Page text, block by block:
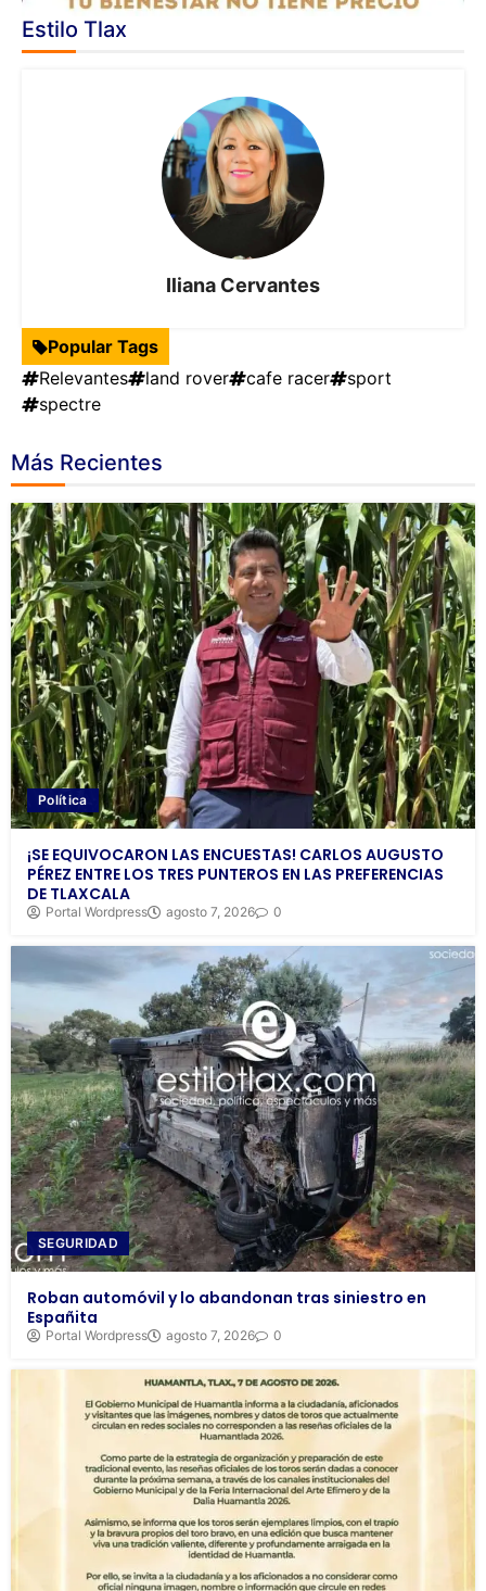
Estilo Tlax
Iliana Cervantes
Popular Tags
Relevantes
land rover cafe racer
sport
spectre
Más Recientes
Política
¡SE EQUIVOCARON LAS ENCUESTAS! CARLOS AUGUSTO
PÉREZ ENTRE LOS TRES PUNTEROS EN LAS PREFERENCIAS
DE TLAXCALA
Portal Wordpress agosto 7, 2026 0
SEGURIDAD
Roban automóvil y lo abandonan tras siniestro en
Españita
Portal Wordpress agosto 7, 2026 0